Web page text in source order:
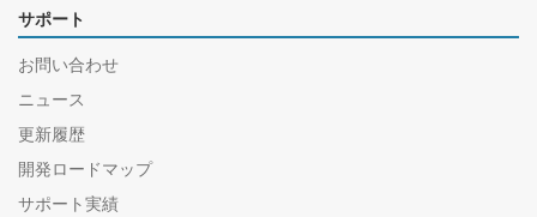
サポート
お問い合わせ
ニュース
更新履歴
開発ロードマップ
サポート実績